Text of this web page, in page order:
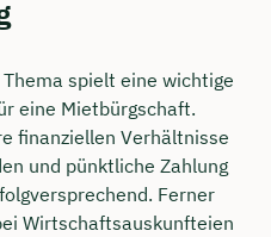
spielt eine wichtige
eine Mietbürgschaft.
finanziellen Verhältnisse
und pünktliche Zahlung
Ferner
Wirtschaftsauskunfteien